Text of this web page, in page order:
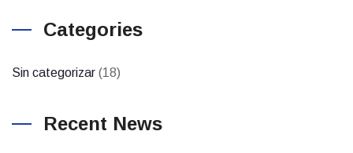
Categories
Sin categorizar (18)
Recent News